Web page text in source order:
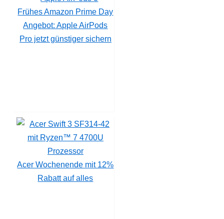
Frühes Amazon Prime Day
Angebot: Apple AirPods
Pro jetzt günstiger sichern
Acer Wochenende mit 12%
Rabatt auf alles